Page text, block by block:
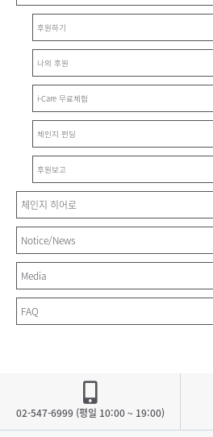
후원하기
나의 후원
i-Care 무료체험
체인지 펀딩
후원보고
체인지 히어로
Notice/News
Media
FAQ
02-547-6999 (평일 10:00 ~ 19:00)